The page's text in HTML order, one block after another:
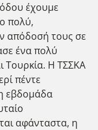
έχουμε
πολύ,
απόδοσή τους σε
ένα πολύ
Τουρκία. Η ΤΣΣΚΑ
πέντε
εβδομάδα
αφάνταστα, η